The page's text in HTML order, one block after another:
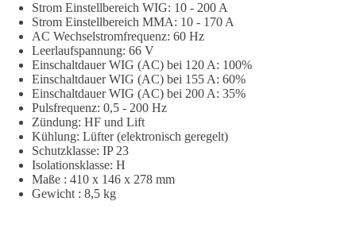
Strom Einstellbereich WIG: 10 - 200 A
Strom Einstellbereich MMA: 10 - 170 A
AC Wechselstromfrequenz: 60 Hz
Leerlaufspannung: 66 V
Einschaltdauer WIG (AC) bei 120 A: 100%
Einschaltdauer WIG (AC) bei 155 A: 60%
Einschaltdauer WIG (AC) bei 200 A: 35%
Pulsfrequenz: 0,5 - 200 Hz
Zündung: HF und Lift
Kühlung: Lüfter (elektronisch geregelt)
Schutzklasse: IP 23
Isolationsklasse: H
Maße : 410 x 146 x 278 mm
Gewicht : 8,5 kg